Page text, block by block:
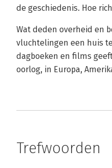
de geschiedenis. Hoe
Wat deden overheid en
vluchtelingen een huis
dagboeken en films
oorlog, in Europa,
Trefwoorden